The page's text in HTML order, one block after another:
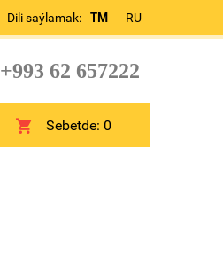
Dili saýlamak: TM RU
+993 62 657222
Sebetde:0